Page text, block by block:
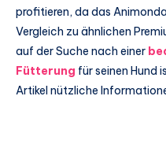
profitieren, da das
Vergleich zu ähnlichen
auf der Suche nach einer
Fütterung für seinen Hund
Artikel nützliche